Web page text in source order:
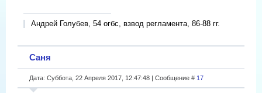
Андрей Голубев, 54 огбс, взвод регламента, 86-88 гг.
Саня
Дата: Суббота, 22 Апреля 2017, 12:47:48 | Сообщение # 17